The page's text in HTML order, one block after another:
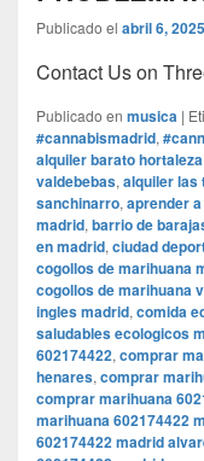
Publicado el abril 6, 2025
Contact Us on
Publicado en musica |
#cannabismadrid,
alquiler barato hortaleza
valdebebas, alquiler las
sanchinarro, aprender
madrid, barrio de
en madrid, ciudad
cogollos de marihuana
cogollos de marihuana
ingles madrid, comida
saludables ecologicos
602174422, comprar
henares, comprar
comprar marihuana
marihuana 602174422
602174422 madrid